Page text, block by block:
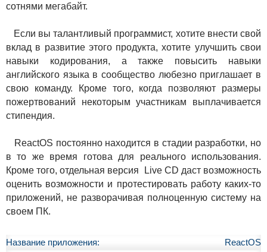
сотнями мегабайт.
Если вы талантливый программист, хотите внести свой
вклад в развитие этого продукта, хотите улучшить свои
навыки кодирования, а также повысить навыки
английского языка в сообщество любезно приглашает в
свою команду. Кроме того, когда позволяют размеры
пожертвований некоторым участникам выплачивается
стипендия.
ReactOS постоянно находится в стадии разработки, но
в то же время готова для реального использования.
Кроме того, отдельная версия Live CD даст возможность
оценить возможности и протестировать работу каких-то
приложений, не разворачивая полноценную систему на
своем ПК.
Название приложения:
ReactOS